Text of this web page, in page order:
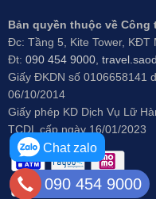
Bản quyền thuộc về Công
Đc: Tầng 5, Kite Tower, KĐT
Đt: 090 454 9000,
Giấy ĐKDN số 0106658141
06/10/2014
Giấy phép KD Dịch Vụ Lữ
TCDL cấp ngày 16/01/2023
090 454 9000
Chat zalo